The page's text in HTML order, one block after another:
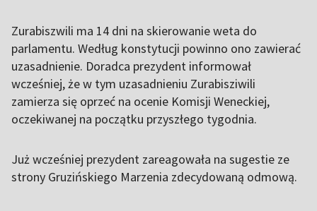
Zurabiszwili ma 14 dni na skierowanie weta do
parlamentu. Według konstytucji powinno ono zawierać
uzasadnienie. Doradca prezydent informował
wcześniej, że w tym uzasadnieniu Zurabisziwili
zamierza się oprzeć na ocenie Komisji Weneckiej,
oczekiwanej na początku przyszłego tygodnia.
Już wcześniej prezydent zareagowała na sugestie ze
strony Gruzińskiego Marzenia zdecydowaną odmową.